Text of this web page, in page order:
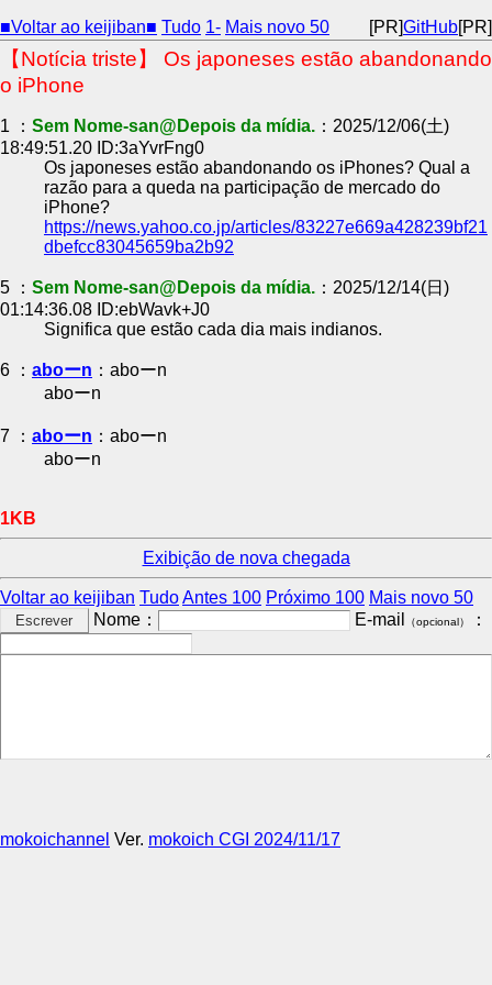
■Voltar ao keijiban■ Tudo 1- Mais novo 50 [PR]GitHub[PR]
【Notícia triste】 Os japoneses estão abandonando
o iPhone
1 ： Sem Nome-san@Depois da mídia. ：2025/12/06(土)
18:49:51.20 ID:3aYvrFng0
Os japoneses estão abandonando os iPhones? Qual a
razão para a queda na participação de mercado do
iPhone?
https://news.yahoo.co.jp/articles/83227e669a428239bf21
dbefcc83045659ba2b92
5 ： Sem Nome-san@Depois da mídia. ：2025/12/14(日)
01:14:36.08 ID:ebWavk+J0
Significa que estão cada dia mais indianos.
6 ： aboーn ：aboーn
aboーn
7 ： aboーn ：aboーn
aboーn
1KB
Exibição de nova chegada
Voltar ao keijiban TudoAntes 100 Próximo 100 Mais novo 50
Nome：
E-mail （opcional） ：
mokoichannel Ver. mokoich CGI 2024/11/17